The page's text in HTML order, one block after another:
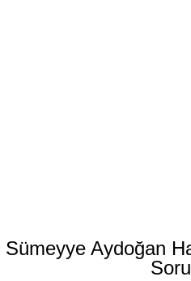
Sümeyye Aydoğan